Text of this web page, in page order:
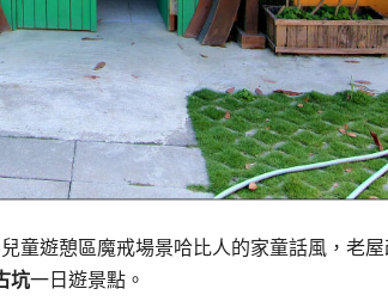
童遊憩區魔戒場景哈比人的家童話風，老
坑一日遊景點。